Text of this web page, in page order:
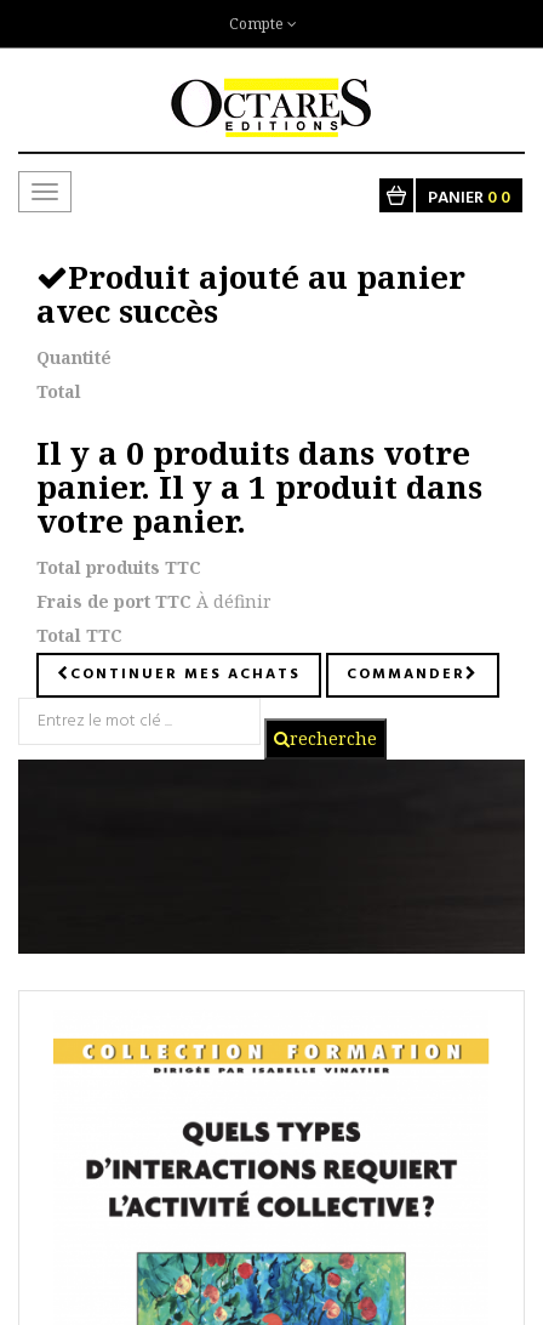
Compte
Toggle
PANIER00
Produit ajouté au panier
avec succès
Quantité
Total
Il y a 0 produits dans votre
panier.Il y a 1 produit dans
votre panier.
Total produits TTC
Frais de port TTC À définir
Total TTC
CONTINUER MES ACHATS COMMANDER
recherche